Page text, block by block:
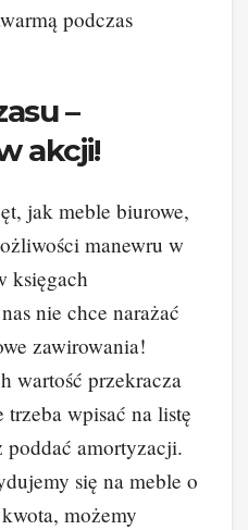
podczas
–
akcji!
jak meble biurowe,
manewru w
księgach
nie chce narażać
zawirowania!
wartość przekracza
wpisać na listę
poddać amortyzacji.
się na meble o
możemy